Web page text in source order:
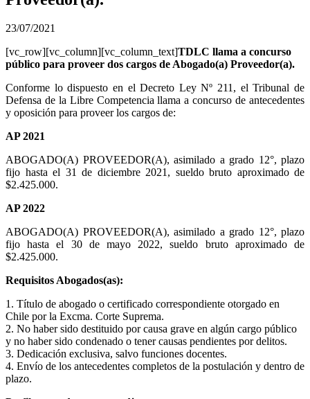
23/07/2021
[vc_row][vc_column][vc_column_text]TDLC llama a concurso
público para proveer dos cargos de Abogado(a) Proveedor(a).
Conforme lo dispuesto en el Decreto Ley Nº 211, el Tribunal de
Defensa de la Libre Competencia llama a concurso de antecedentes
y oposición para proveer los cargos de:
AP 2021
ABOGADO(A) PROVEEDOR(A), asimilado a grado 12°, plazo
fijo hasta el 31 de diciembre 2021, sueldo bruto aproximado de
$2.425.000.
AP 2022
ABOGADO(A) PROVEEDOR(A), asimilado a grado 12°, plazo
fijo hasta el 30 de mayo 2022, sueldo bruto aproximado de
$2.425.000.
Requisitos Abogados(as):
1. Título de abogado o certificado correspondiente otorgado en
Chile por la Excma. Corte Suprema.
2. No haber sido destituido por causa grave en algún cargo público
y no haber sido condenado o tener causas pendientes por delitos.
3. Dedicación exclusiva, salvo funciones docentes.
4. Envío de los antecedentes completos de la postulación y dentro de
plazo.